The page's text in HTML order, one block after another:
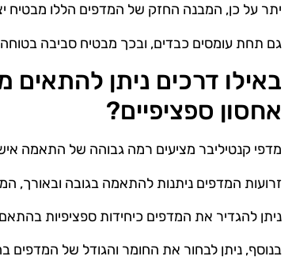
יתר על כן, המבנה החזק של המדפים הללו מבטיח
גם תחת עומסים כבדים, ובכך מבטיח סביבה בטוחה
באילו דרכים ניתן להתאים
אחסון ספציפיים?
מדפי קנטיליבר מציעים רמה גבוהה של התאמה
זרועות המדפים ניתנות להתאמה בגובה ובאורך,
ניתן להגדיר את המדפים כיחידות ספציפיות
בנוסף, ניתן לבחור את החומר והגודל של המדפים